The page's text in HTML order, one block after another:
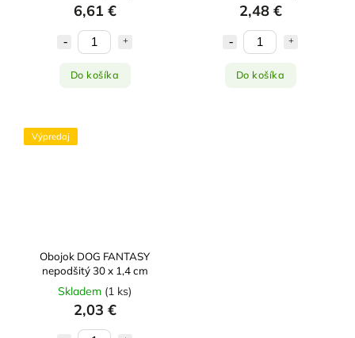
6,61 €
Do košíka
2,48 €
Do košíka
Výpredaj
Obojok DOG FANTASY
nepodšitý 30 x 1,4 cm
Skladem (1 ks)
2,03 €